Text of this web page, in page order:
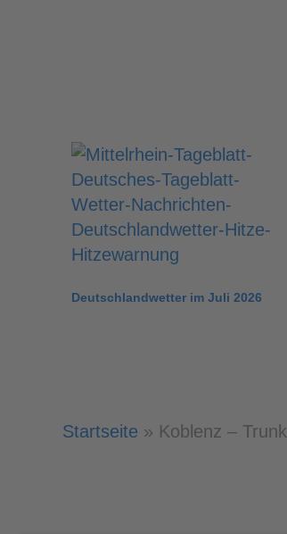
Deutschlandwetter im Juli 2026
Startseite » Koblenz –